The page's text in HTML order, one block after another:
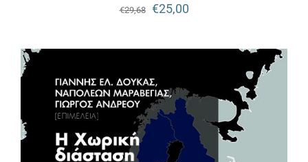
€29,68
Original
€29,68.
€25,00Η